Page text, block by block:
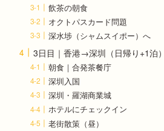
飲茶の朝食
オクトパスカード問題
深水埗（シャムスイポー）へ
3日目｜香港→深圳（日帰り+1泊）
朝食｜合発茶餐庁
深圳入国
深圳・羅湖商業城
ホテルにチェックイン
老街散策（昼）